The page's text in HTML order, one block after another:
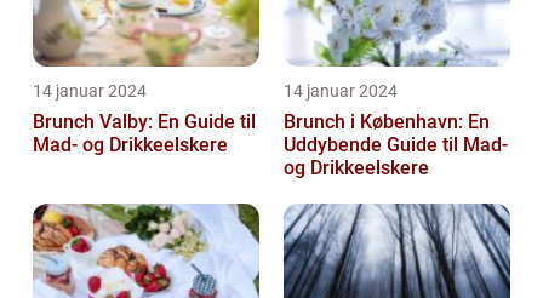
14 januar 2024
Brunch Valby: En Guide til
Mad- og Drikkeelskere
14 januar 2024
Brunch i København: En
Uddybende Guide til Mad-
og Drikkeelskere